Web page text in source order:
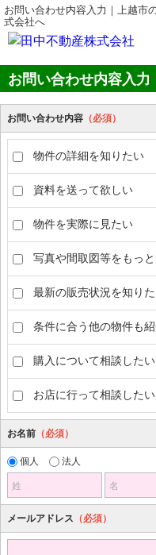
お問い合わせ内容入力｜上越市
式会社へ
お問い合わせ内容入力
お問い合わせ内容 （必須）
物件の詳細を知りたい
資料を送って欲しい
物件を実際に見たい
写真や間取図等をもっ
最新の販売状況を知り
条件に合う他の物件も
購入について相談したい
お店に行って相談したい
お名前 （必須）
個人 法人
姓 名
メールアドレス （必須）